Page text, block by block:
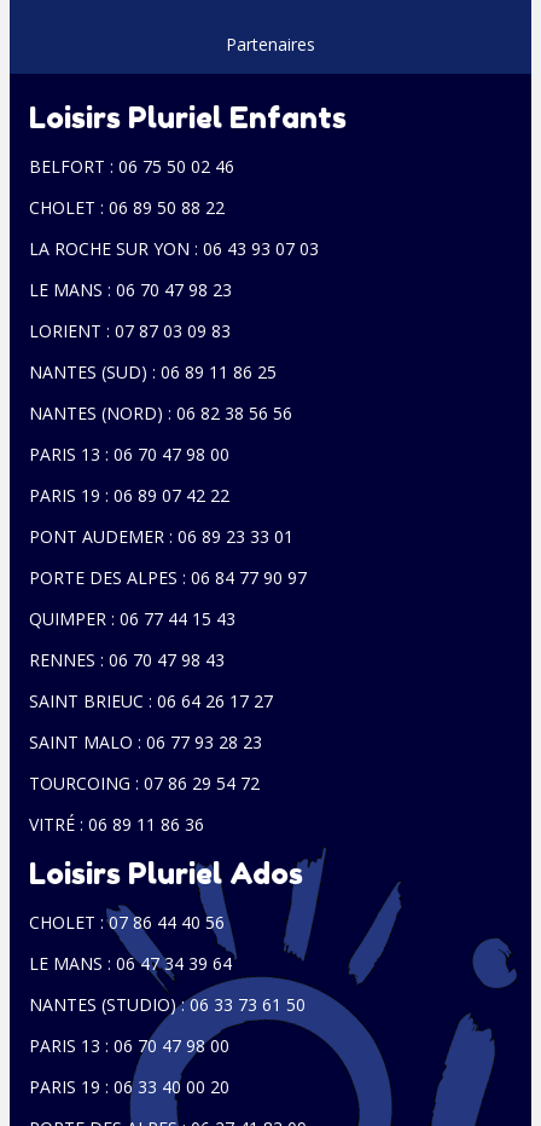
Partenaires
Loisirs Pluriel Enfants
BELFORT : 06 75 50 02 46
CHOLET : 06 89 50 88 22
LA ROCHE SUR YON : 06 43 93 07 03
LE MANS : 06 70 47 98 23
LORIENT : 07 87 03 09 83
NANTES (SUD) : 06 89 11 86 25
NANTES (NORD) : 06 82 38 56 56
PARIS 13 : 06 70 47 98 00
PARIS 19 : 06 89 07 42 22
PONT AUDEMER : 06 89 23 33 01
PORTE DES ALPES : 06 84 77 90 97
QUIMPER : 06 77 44 15 43
RENNES : 06 70 47 98 43
SAINT BRIEUC : 06 64 26 17 27
SAINT MALO : 06 77 93 28 23
TOURCOING : 07 86 29 54 72
VITRÉ : 06 89 11 86 36
Loisirs Pluriel Ados
CHOLET : 07 86 44 40 56
LE MANS : 06 47 34 39 64
NANTES (STUDIO) : 06 33 73 61 50
PARIS 13 : 06 70 47 98 00
PARIS 19 : 06 33 40 00 20